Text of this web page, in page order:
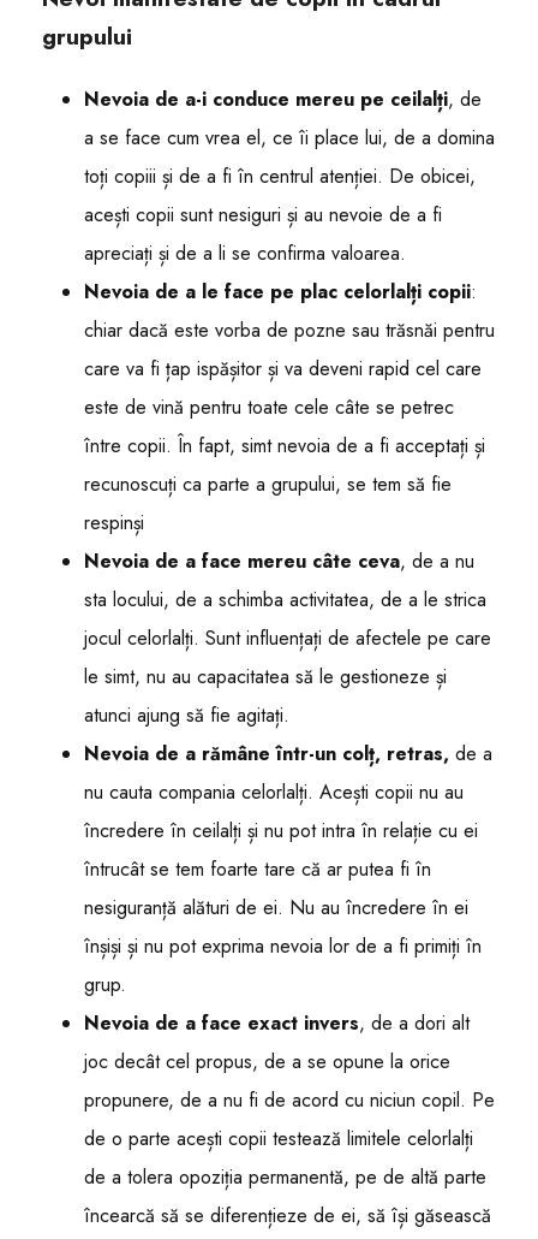
grupului
Nevoia de a-i conduce mereu pe ceilalți, de
a se face cum vrea el, ce îi place lui, de a domina
toți copiii și de a fi în centrul atenției. De obicei,
acești copii sunt nesiguri și au nevoie de a fi
apreciați și de a li se confirma valoarea.
Nevoia de a le face pe plac celorlalți copii:
chiar dacă este vorba de pozne sau trăsnăi pentru
care va fi țap ispășitor și va deveni rapid cel care
este de vină pentru toate cele câte se petrec
între copii. În fapt, simt nevoia de a fi acceptați și
recunoscuți ca parte a grupului, se tem să fie
respinși
Nevoia de a face mereu câte ceva, de a nu
sta locului, de a schimba activitatea, de a le strica
jocul celorlalți. Sunt influențați de afectele pe care
le simt, nu au capacitatea să le gestioneze și
atunci ajung să fie agitați.
Nevoia de a rămâne într-un colț, retras, de a
nu cauta compania celorlalți. Acești copii nu au
încredere în ceilalți și nu pot intra în relație cu ei
întrucât se tem foarte tare că ar putea fi în
nesiguranță alături de ei. Nu au încredere în ei
înșiși și nu pot exprima nevoia lor de a fi primiți în
grup.
Nevoia de a face exact invers, de a dori alt
joc decât cel propus, de a se opune la orice
propunere, de a nu fi de acord cu niciun copil. Pe
de o parte acești copii testează limitele celorlalți
de a tolera opoziția permanentă, pe de altă parte
încearcă să se diferențieze de ei, să își găsească